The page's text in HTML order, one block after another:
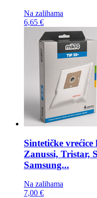
Na zalihama
6,65 €
Sintetičke
Zanussi, Tristar,
Samsung...
Na zalihama
7,00 €